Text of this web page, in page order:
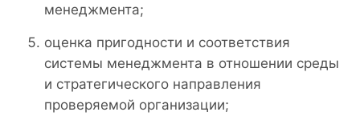
менеджмента;
оценка пригодности и соответствия
системы менеджмента в отношении среды
и стратегического направления
проверяемой организации;